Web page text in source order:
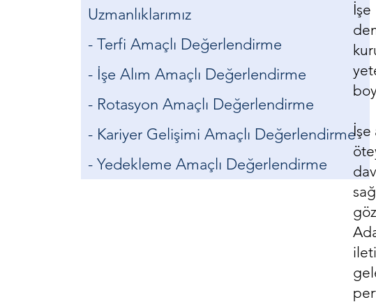
Uzmanlıklarımız
- Terfi Amaçlı Değerlendirme
- İşe Alım Amaçlı Değerlendirme
- Rotasyon Amaçlı Değerlendirme
- Kariyer Gelişimi Amaçlı Değerlendirme
- Yedekleme Amaçlı Değerlendirme
İşe